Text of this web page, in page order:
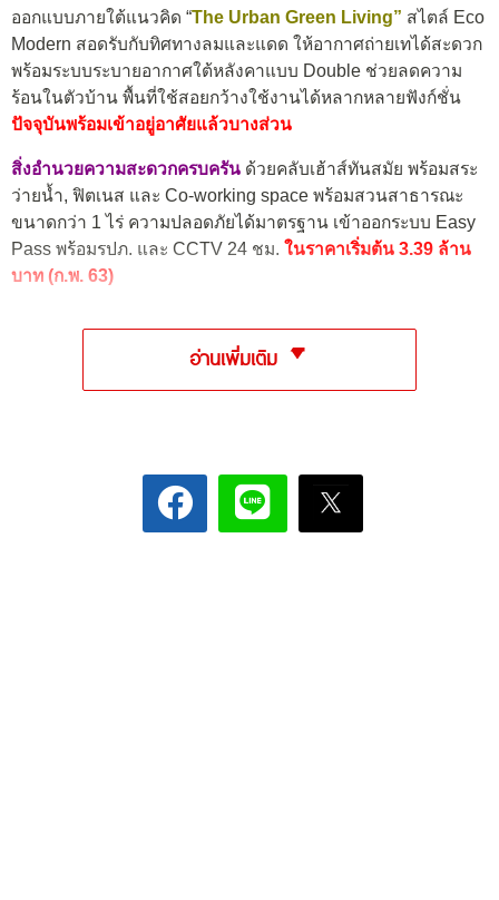
ออกแบบภายใต้แนวคิด “The Urban Green Living” สไตล์ Eco
Modern สอดรับกับทิศทางลมและแดด ให้อากาศถ่ายเทได้สะดวก
พร้อมระบบระบายอากาศใต้หลังคาแบบ Double ช่วยลดความ
ร้อนในตัวบ้าน พื้นที่ใช้สอยกว้างใช้งานได้หลากหลายฟังก์ชั่น
ปัจจุบันพร้อมเข้าอยู่อาศัยแล้วบางส่วน
สิ่งอำนวยความสะดวกครบครัน ด้วยคลับเฮ้าส์ทันสมัย พร้อมสระ
ว่ายน้ำ, ฟิตเนส และ Co-working space พร้อมสวนสาธารณะ
ขนาดกว่า 1 ไร่ ความปลอดภัยได้มาตรฐาน เข้าออกระบบ Easy
Pass พร้อมรปภ. และ CCTV 24 ชม. ในราคาเริ่มต้น 3.39 ล้าน
บาท (ก.พ. 63)
อ่านเพิ่มเติม